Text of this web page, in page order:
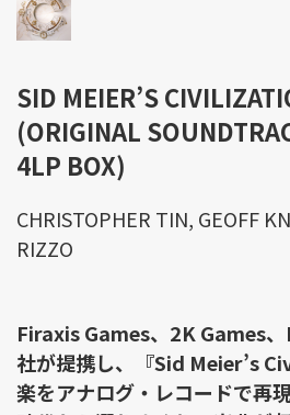
SID MEIER’S
(ORIGINAL
4LP BOX)
CHRISTOPHER TIN, GEOFF
RIZZO
Firaxis Games、2K Games
社が提携し、『Sid Meier’s
楽をアナログ・レコードで再